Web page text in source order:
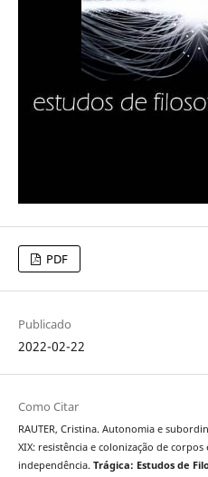
PDF
Publicado
2022-02-22
Como Citar
RAUTER, Cristina. Autonomia e
XIX: resistência e colonização de
independência. Trágica: Estudos de